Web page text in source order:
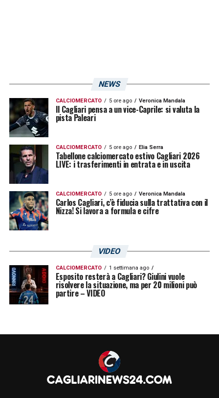
NEWS
CALCIOMERCATO 5 ore ago Veronica Mandala
Il Cagliari pensa a un vice-Caprile: si valuta la
pista Paleari
CALCIOMERCATO 5 ore ago Elia Serra
Tabellone calciomercato estivo Cagliari 2026
LIVE: i trasferimenti in entrata e in uscita
CALCIOMERCATO 5 ore ago Veronica Mandala
Carlos Cagliari, c’è fiducia sulla trattativa con il
Nizza! Si lavora a formula e cifre
VIDEO
CALCIOMERCATO 1 settimana ago
Esposito resterà a Cagliari? Giulini vuole
risolvere la situazione, ma per 20 milioni può
partire – VIDEO